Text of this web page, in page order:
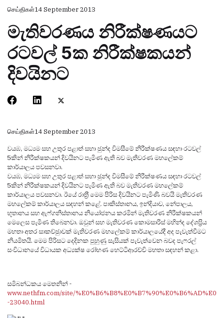
செய்திகள்14 September 2013
මැතිවරණය නිරීක්ෂණයට
රටවල් 5ක නිරීක්ෂකයන්
දිවයිනට
செய்திகள்14 September 2013
වයඹ, මධ්‍යම සහ උතුර පළාත් සභා ඡුන්ද විමසීමේ නිරීක්ෂණය සඳහා රටවල්
5කින් නිරීක්ෂකයන් දිවයිනට පැමිණ ඇති බව මැතිවරණ මහලේකම්
කාර්යාලය පවසනවා.
වයඹ, මධ්‍යම සහ උතුර පළාත් සභා ඡුන්ද විමසීමේ නිරීක්ෂණය සඳහා රටවල්
5කින් නිරීක්ෂකයන් දිවයිනට පැමිණ ඇති බව මැතිවරණ මහලේකම්
කාර්යාලය පවසනවා. ඊයේ රාත‍්‍රී මෙම පිරිස දිවයිනට පැමිණි බවයි මැතිවරණ
මහලේකම් කාර්යාලය සඳහන් කළේ. පාකිස්තානය, ඉන්දියාව, නේපාලය,
භූතානය සහ ඇෆ්ගනිස්තානය නියෝජනය කරමින් මැතිවරණ නිරීක්ෂකයන්
මෙලෙස පැමිණ තිබෙනවා. ඔවුන් සහ මැතිවරණ කොමසාරිස් මහින්ද දේශප‍්‍රිය
මහතා අතර සාකච්ඡුාවක් මැතිවරණ මහලේකම් කාර්යාලයේදී අද පැවැත්වීමට
නියමිතයි. මෙම පිරිසට දෙදිනක පුහුණු සැසියක් පැවැත්වෙන බවද පැෆරල්
සංවිධානයේ විධායක අධ්‍යක්ෂ රෝහණ හෙට්ටිආරච්චි මහතා සඳහන් කළා.
සමිබන්ධකය මෙතනින් -
www.nethfm.com/site/
-23040.html